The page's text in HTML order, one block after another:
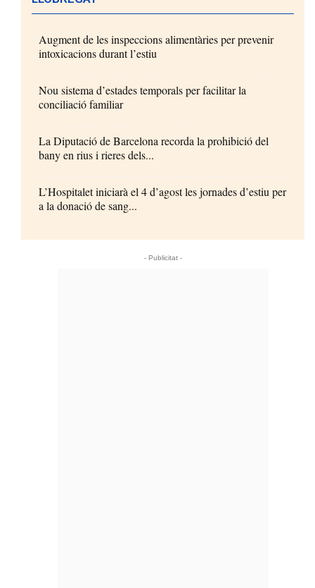
Augment de les inspeccions alimentàries per prevenir
intoxicacions durant l’estiu
Nou sistema d’estades temporals per facilitar la
conciliació familiar
La Diputació de Barcelona recorda la prohibició del
bany en rius i rieres dels...
L’Hospitalet iniciarà el 4 d’agost les jornades d’estiu per
a la donació de sang...
- Publicitat -